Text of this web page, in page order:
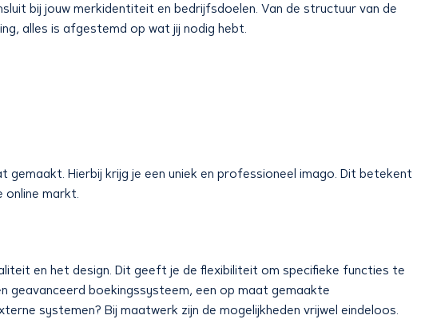
bij jouw merkidentiteit en bedrijfsdoelen. Van de structuur van de
alles is afgestemd op wat jij nodig hebt.
Hierbij krijg je een uniek en professioneel imago. Dit betekent
online markt.
en het design. Dit geeft je de flexibiliteit om specifieke functies te
geavanceerd boekingssysteem, een op maat gemaakte
systemen? Bij maatwerk zijn de mogelijkheden vrijwel eindeloos.